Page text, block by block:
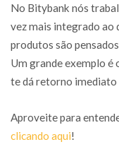
No Bitybank nós
vez mais integrado ao
produtos são
Um grande exemplo é
te dá retorno imediato
Aproveite para
clicando aqui!